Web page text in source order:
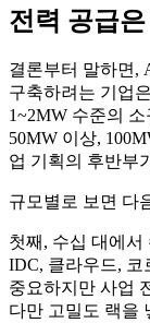
전력 공급
결론부터 말하면,
구축하려는 기업
1~2MW 수준의
50MW 이상,
업 기획의 후반부
규모별로 보면 다
첫째, 수십 대에서
IDC, 클라우드, 코
중요하지만 사업
다만 고밀도 랙을